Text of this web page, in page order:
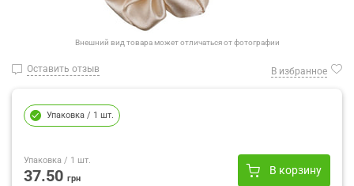
Внешний вид товара может отличаться от фотографии
Оставить отзыв В избранное
Упаковка / 1 шт.
Упаковка / 1 шт.
37.50 грн
В корзину